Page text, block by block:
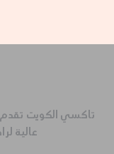
تاكسي الكويت
عالية